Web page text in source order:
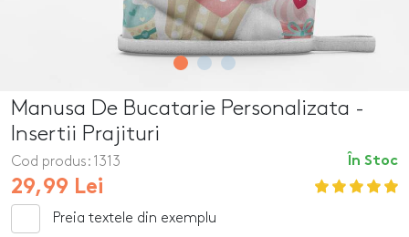
Manusa De Bucatarie Personalizata -
Insertii Prajituri
În Stoc
Cod produs: 1313
29,99 Lei
Preia textele din exemplu